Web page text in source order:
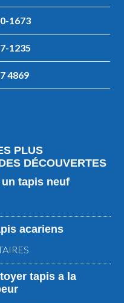
1673
1235
4869
PLUS
DÉCOUVERTES
tapis neuf
acariens
tapis a la